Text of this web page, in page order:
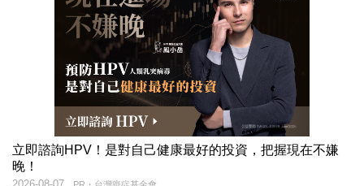
立即諮詢HPV！是對自己健康最好的投資，把握現在不嫌
晚！
PR・台灣癌症基金會